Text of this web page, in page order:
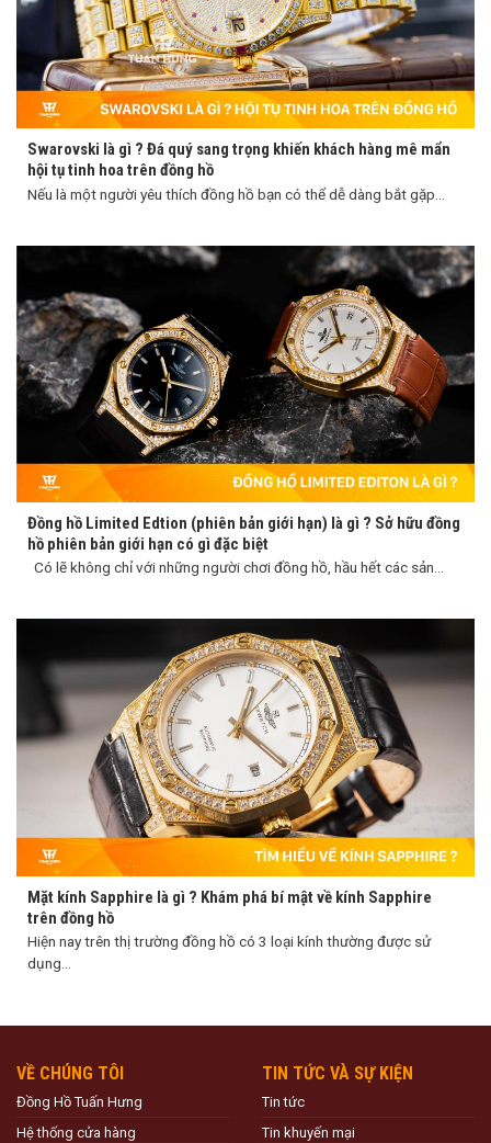
Swarovski là gì ? Đá quý sang trọng khiến khách hàng mê mẩn
hội tụ tinh hoa trên đồng hồ
Nếu là một người yêu thích đồng hồ bạn có thể dễ dàng bắt gặp...
Đồng hồ Limited Edtion (phiên bản giới hạn) là gì ? Sở hữu đồng
hồ phiên bản giới hạn có gì đặc biệt
Có lẽ không chỉ với những người chơi đồng hồ, hầu hết các sản...
Mặt kính Sapphire là gì ? Khám phá bí mật về kính Sapphire
trên đồng hồ
Hiện nay trên thị trường đồng hồ có 3 loại kính thường được sử
dụng...
VỀ CHÚNG TÔI
Đồng Hồ Tuấn Hưng
Hệ thống cửa hàng
TIN TỨC VÀ SỰ KIỆN
Tin tức
Tin khuyến mại